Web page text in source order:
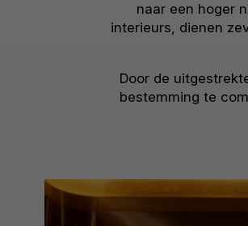
naar een hoger
interieurs, dienen
Door de
bestemming te